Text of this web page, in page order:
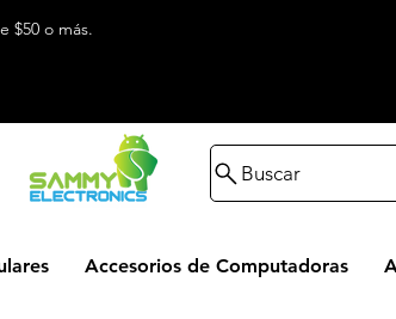
$50 o más.
Buscar
Accesorios de Computadoras